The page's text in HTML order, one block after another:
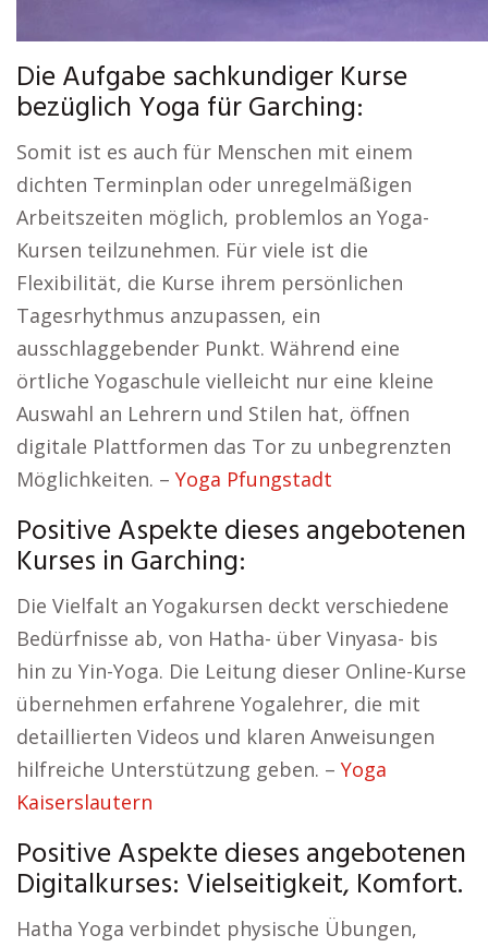
Die Aufgabe sachkundiger Kurse
bezüglich Yoga für Garching:
Somit ist es auch für Menschen mit einem
dichten Terminplan oder unregelmäßigen
Arbeitszeiten möglich, problemlos an Yoga-
Kursen teilzunehmen. Für viele ist die
Flexibilität, die Kurse ihrem persönlichen
Tagesrhythmus anzupassen, ein
ausschlaggebender Punkt. Während eine
örtliche Yogaschule vielleicht nur eine kleine
Auswahl an Lehrern und Stilen hat, öffnen
digitale Plattformen das Tor zu unbegrenzten
Möglichkeiten. – Yoga Pfungstadt
Positive Aspekte dieses angebotenen
Kurses in Garching:
Die Vielfalt an Yogakursen deckt verschiedene
Bedürfnisse ab, von Hatha- über Vinyasa- bis
hin zu Yin-Yoga. Die Leitung dieser Online-Kurse
übernehmen erfahrene Yogalehrer, die mit
detaillierten Videos und klaren Anweisungen
hilfreiche Unterstützung geben. – Yoga
Kaiserslautern
Positive Aspekte dieses angebotenen
Digitalkurses: Vielseitigkeit, Komfort.
Hatha Yoga verbindet physische Übungen,